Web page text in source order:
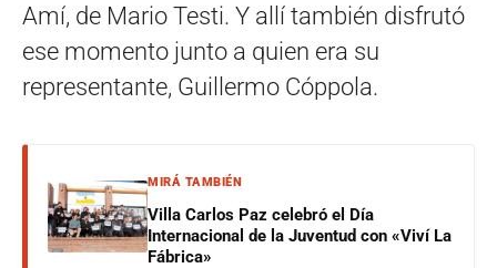
Amí, de Mario Testi. Y allí también disfrutó
ese momento junto a quien era su
representante, Guillermo Cóppola.
MIRÁ TAMBIÉN
Villa Carlos Paz celebró el Día
Internacional de la Juventud con «Viví La
Fábrica»